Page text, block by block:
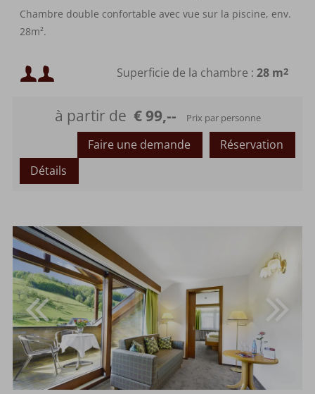
Chambre double confortable avec vue sur la piscine, env.
28m².
Occupation minimale :
Occupation maximale :
Superficie de la chambre : 28 m2
à partir de € 99,-- Prix par personne
Réservation
Faire une demande
Détails